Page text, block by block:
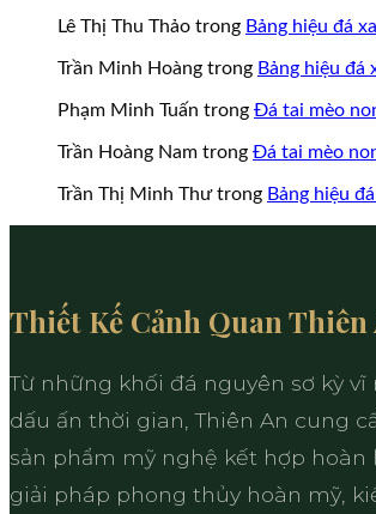
Lê Thị Thu Thảo trong Bảng hiệu đá
Trần Minh Hoàng trong Bảng hiệu đá
Phạm Minh Tuấn trong Đá tai mèo
Trần Hoàng Nam trong Đá tai mèo
Trần Thị Minh Thưtrong Bảng hiệu
Thiết Kế Cảnh Quan Thiên
Từ những khối đá nguyên sơ kỳ vĩ
dấu ấn thời gian, Thiên An cung
sản phẩm mỹ nghệ kết hợp hoàn
giải pháp phong thủy hoàn mỹ,